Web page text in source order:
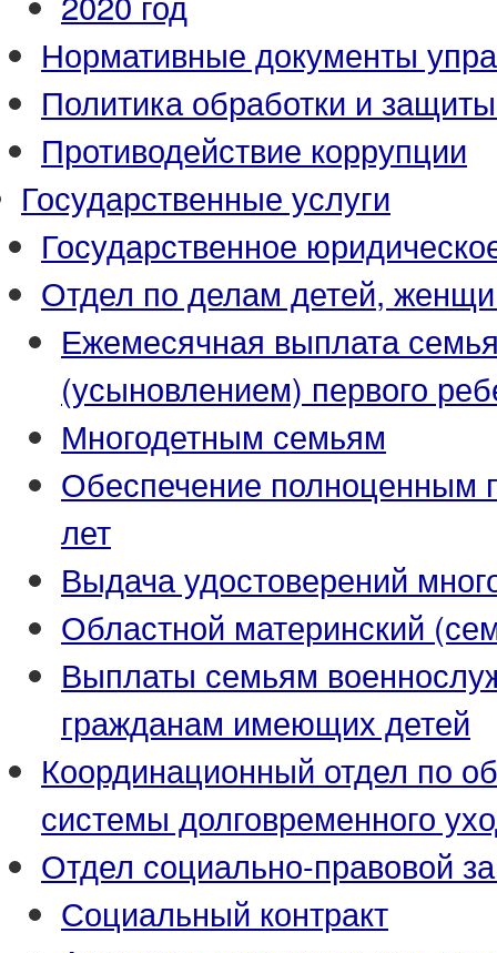
Нормативные документы
Политика обработки и
Противодействие коррупции
Государственные услуги
Государственное
Отдел по делам детей,
Ежемесячная выплата
(усыновлением) первого
Многодетным семьям
Обеспечение полноценным
лет
Выдача удостоверений
Областной материнский
Выплаты семьям
гражданам имеющих детей
Координационный отдел по
системы долговременного
Отдел социально-правовой
Социальный контракт